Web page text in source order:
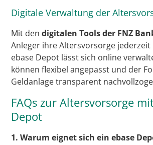
Digitale Verwaltung der
Mit dendigitalen Tools der FNZ
Anleger ihre Altersvorsorge jederzeit
ebase Depot lässt sich online
können flexibel angepasst und der
Geldanlage transparent
FAQs zur Altersvorsorge
Depot
1. Warum eignet sich ein ebase